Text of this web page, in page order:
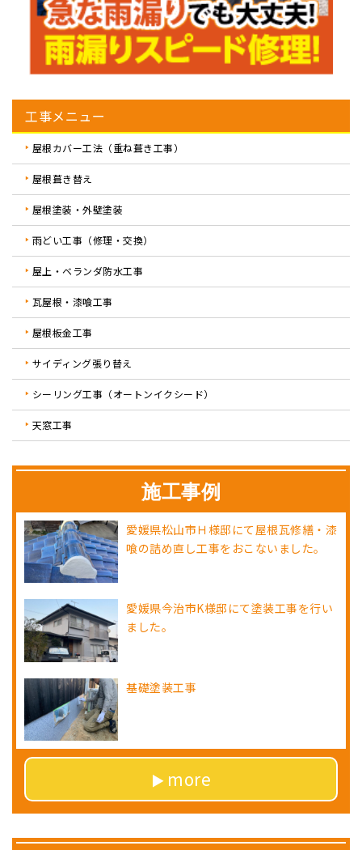
工事メニュー
屋根カバー工法（重ね葺き工事）
屋根葺き替え
屋根塗装・外壁塗装
雨どい工事（修理・交換）
屋上・ベランダ防水工事
瓦屋根・漆喰工事
屋根板金工事
サイディング張り替え
シーリング工事（オートンイクシード）
天窓工事
施工事例
愛媛県松山市Ｈ様邸にて屋根瓦修繕・漆
喰の詰め直し工事をおこないました。
愛媛県今治市K様邸にて塗装工事を行い
ました。
基礎塗装工事
more